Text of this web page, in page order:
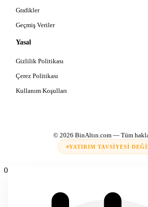
Grafikler
Geçmiş Veriler
Yasal
Gizlilik Politikası
Çerez Politikası
Kullanım Koşulları
© 2026 BinAltın.com— Tüm
YATIRIM TAVSIYESI
0